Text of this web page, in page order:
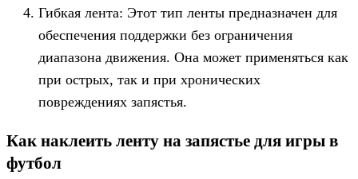
Гибкая лента: Этот тип ленты предназначен для
обеспечения поддержки без ограничения
диапазона движения. Она может применяться как
при острых, так и при хронических
повреждениях запястья.
Как наклеить ленту на запястье для игры в
футбол